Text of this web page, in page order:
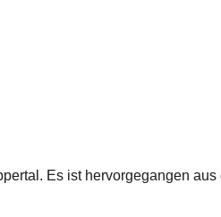
Es ist hervorgegangen